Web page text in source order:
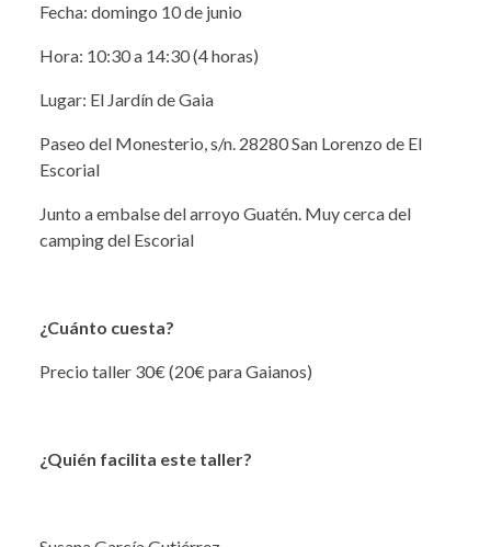
Fecha: domingo 10 de junio
Hora: 10:30 a 14:30 (4 horas)
Lugar: El Jardín de Gaia
Paseo del Monesterio, s/n. 28280 San Lorenzo de El
Escorial
Junto a embalse del arroyo Guatén. Muy cerca del
camping del Escorial
¿Cuánto cuesta?
Precio taller 30€ (20€ para Gaianos)
¿Quién facilita este taller?